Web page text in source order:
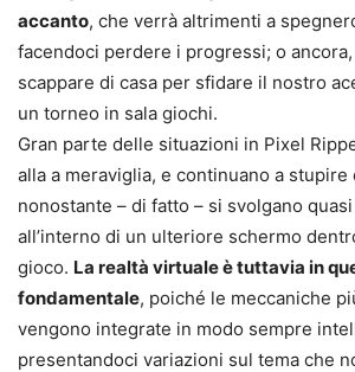
accanto, che verrà altrimenti a
facendoci perdere i progressi; o
scappare di casa per sfidare il nostro
un torneo in sala giochi.
Gran parte delle situazioni in Pixel
alla a meraviglia, e continuano a
nonostante – di fatto – si svolgano
all’interno di un ulteriore schermo
gioco. La realtà virtuale è tuttavia in
fondamentale, poiché le meccaniche
vengono integrate in modo sempre
presentandoci variazioni sul tema che